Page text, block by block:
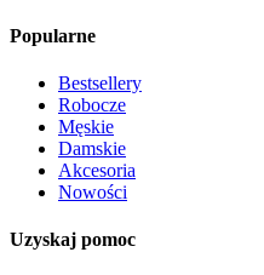
Popularne
Bestsellery
Robocze
Męskie
Damskie
Akcesoria
Nowości
Uzyskaj pomoc